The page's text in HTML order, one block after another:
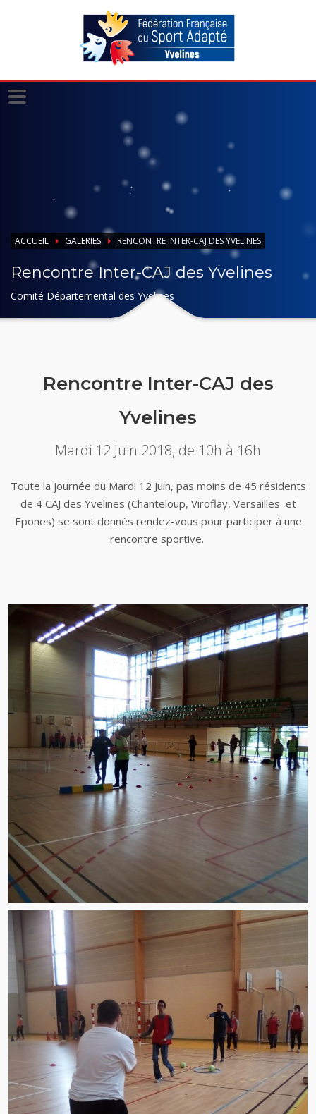
ACCUEIL GALERIES RENCONTRE INTER-CAJ DES YVELINES
Rencontre Inter-CAJ des Yvelines
Comité Départemental des Yvelines
Rencontre Inter-CAJ des
Yvelines
Mardi 12 Juin 2018, de 10h à 16h
Toute la journée du Mardi 12 Juin, pas moins de 45 résidents
de 4 CAJ des Yvelines (Chanteloup, Viroflay, Versailles et
Epones) se sont donnés rendez-vous pour participer à une
rencontre sportive.
Panneau de gestion des cookies